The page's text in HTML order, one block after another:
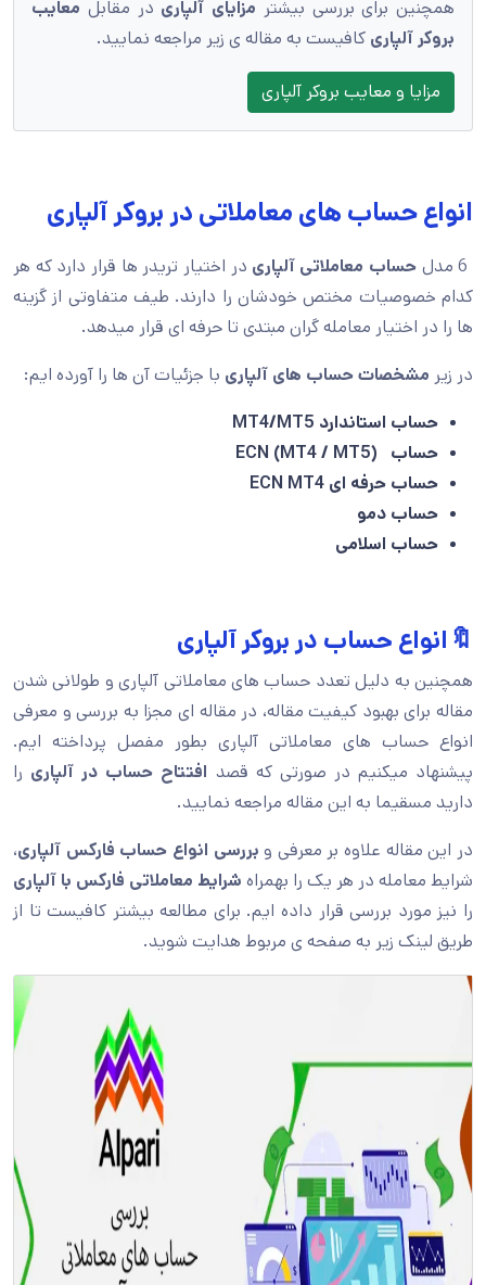
همچنین برای بررسی بیشتر مزایای آلپاری در مقابل معایب
بروکر آلپاری کافیست به مقاله ی زیر مراجعه نمایید.
مزایا و معایب بروکر آلپاری
انواع حساب های معاملاتی در بروکر آلپاری
حساب معاملاتی آلپاری در اختیار تریدر ها قرار دارد که هر
کدام خصوصیات مختص خودشان را دارند. طیف متفاوتی از گزینه
ها را در اختیار معامله گران مبتدی تا حرفه ای قرار میدهد.
در زیر مشخصات حساب های آلپاری با جزئیات آن ها را آورده ایم:
حساب استاندارد MT4/MT5
حساب (MT4 / MT5) ECN
حساب حرفه ای ECN MT4
حساب دمو
حساب اسلامی
🔖انواع حساب در بروکر آلپاری
همچنین به دلیل تعدد حساب های معاملاتی آلپاری و طولانی شدن
مقاله برای بهبود کیفیت مقاله، در مقاله ای مجزا به بررسی و معرفی
انواع حساب های معاملاتی آلپاری بطور مفصل پرداخته ایم.
پیشنهاد میکنیم در صورتی که قصد افتتاح حساب در آلپاری را
دارید مسقیما به این مقاله مراجعه نمایید.
در این مقاله علاوه بر معرفی و بررسی انواع حساب فارکس آلپاری،
شرایط معامله در هر یک را بهمراه شرایط معاملاتی فارکس با آلپاری
را نیز مورد بررسی قرار داده ایم. برای مطالعه بیشتر کافیست تا از
طریق لینک زیر به صفحه ی مربوط هدایت شوید.